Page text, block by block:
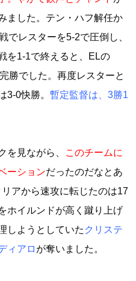
ました。テン・ハフ解任か
でレスターを5-2で圧倒し、
を1-1で終えると、ELの
勝でした。再度レスターと
3-0快勝。 暫定監督は、3勝1
を見ながら、
このチームに
ーションだったのだなとあ
アから速攻に転じたのは17
ホイルンドが高く蹴り上げ
しようとしていた クリステ
ィアロ が奪いました。